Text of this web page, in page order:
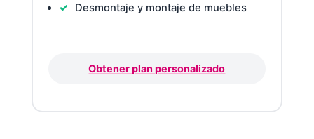
Desmontaje y montaje de muebles
Obtener plan personalizado